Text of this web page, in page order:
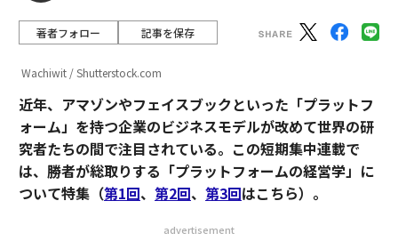
著者フォロー 記事を保存
Wachiwit / Shutterstock.com
近年、アマゾンやフェイスブックといった「プラットフ
ォーム」を持つ企業のビジネスモデルが改めて世界の研
究者たちの間で注目されている。この短期集中連載で
は、勝者が総取りする「プラットフォームの経営学」に
ついて特集（第1回、 第2回、 第3回はこちら） 。
advertisement